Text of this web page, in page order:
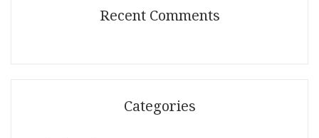
Recent Comments
Categories